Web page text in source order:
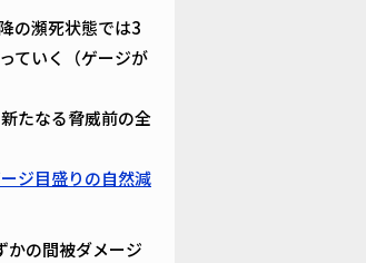
の瀕死状態では3
ていく（ゲージが
たなる脅威前の全
ジ目盛りの自然減
かの間被ダメージ